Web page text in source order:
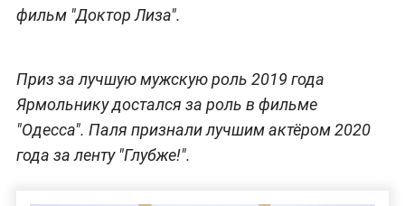
фильм "Доктор Лиза".
Приз за лучшую мужскую роль 2019 года
Ярмольнику достался за роль в фильме
"Одесса". Паля признали лучшим актёром 2020
года за ленту "Глубже!".